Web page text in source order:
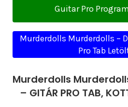
Guitar Pro
Murderdolls Murderdolls –
Pro Tab
Murderdolls
– GITÁR PRO TAB,